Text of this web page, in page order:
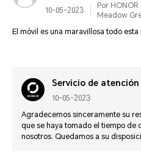
10-05-2023
Por
Meadow
El móvil es una maravillosa todo
Servicio de
10-05-2023
Agradecemos sinceramente su
que se haya tomado el tiempo de
nosotros. Quedamos a su